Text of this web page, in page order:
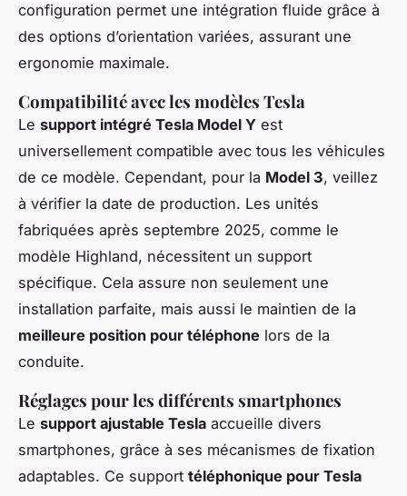
configuration permet une intégration fluide grâce à
des options d’orientation variées, assurant une
ergonomie maximale.
Compatibilité avec les modèles Tesla
Le support intégré Tesla Model Y est
universellement compatible avec tous les véhicules
de ce modèle. Cependant, pour la Model 3, veillez
à vérifier la date de production. Les unités
fabriquées après septembre 2025, comme le
modèle Highland, nécessitent un support
spécifique. Cela assure non seulement une
installation parfaite, mais aussi le maintien de la
meilleure position pour téléphone lors de la
conduite.
Réglages pour les différents smartphones
Le support ajustable Tesla accueille divers
smartphones, grâce à ses mécanismes de fixation
adaptables. Ce support téléphonique pour Tesla